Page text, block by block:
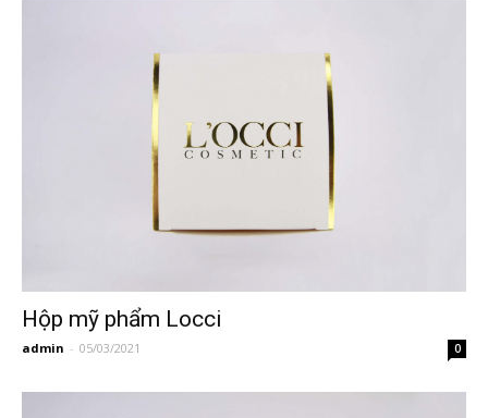
Hộp mỹ phẩm Locci
admin - 05/03/2021 0